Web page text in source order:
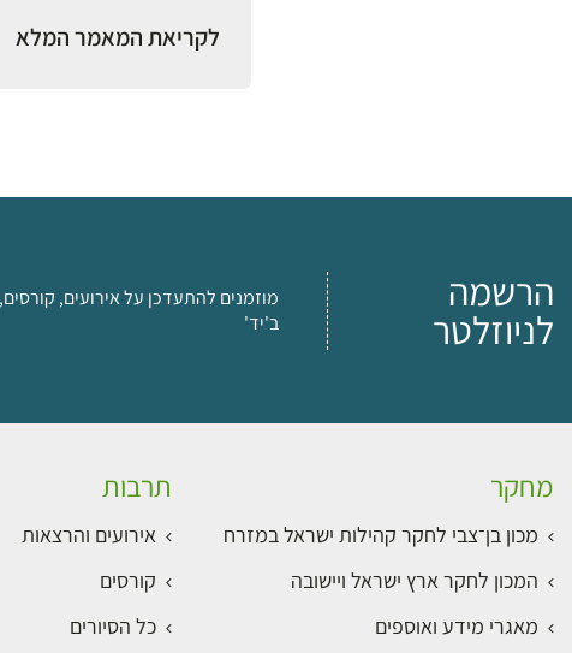
לקריאת המאמר המלא
הרשמה
לניוזלטר
מוזמנים להתעדכן על אירועים,
ב'יד'
מחקר
מכון בן־צבי לחקר קהילות ישראל במזרח
המכון לחקר ארץ ישראל ויישובה
מאגרי מידע ואוספים
תרבות
אירועים והרצאות
קורסים
כל הסיורים